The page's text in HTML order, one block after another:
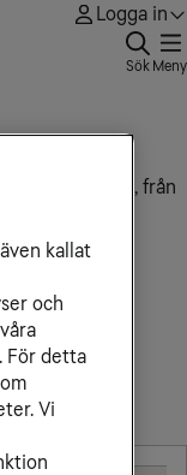
Logga in
Sök Meny
och surfa till, från
kallat
och
För detta
Vi